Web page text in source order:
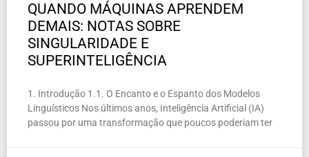
QUANDO MÁQUINAS APRENDEM
DEMAIS: NOTAS SOBRE
SINGULARIDADE E
SUPERINTELIGÊNCIA
1. Introdução 1.1. O Encanto e o Espanto dos Modelos
Linguísticos Nos últimos anos, Inteligência Artificial (IA)
passou por uma transformação que poucos poderiam ter